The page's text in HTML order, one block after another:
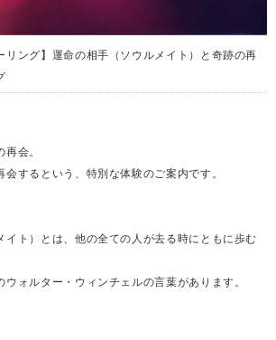
リング】運命の相手（ソウルメイト）と奇跡の再
会。
するという、特別な体験のご案内です。
イト）とは、他の全ての人が去る時にともに歩む
ウォルター・ウィンチェルの言葉があります。